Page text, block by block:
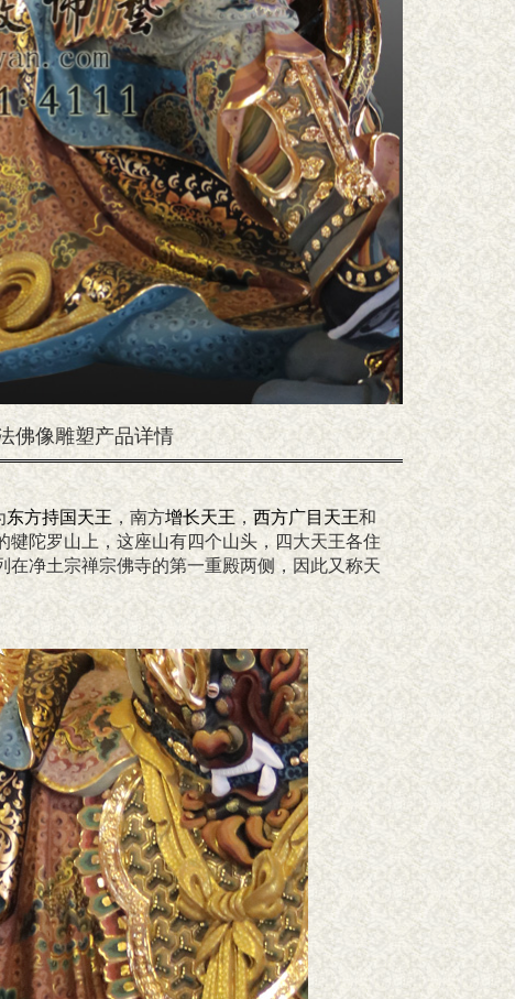
佛像雕塑产品详情
东方持国天王 ，南方增长天王 ， 西方广目天王和
犍陀罗山上，这座山有四个山头，四大天王各住
净土宗禅宗佛寺的第一重殿两侧，因此又称天